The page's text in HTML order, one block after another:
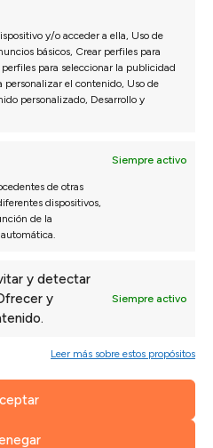
y/o acceder a ella, Uso de
básicos, Crear perfiles para
para seleccionar la publicidad
el contenido, Uso de
personalizado, Desarrollo y
Siempre activo
de otras
dispositivos,
de la
y detectar
y
Siempre activo
Leer más sobre estos propósitos
que te ayudan a
de ácaros y bacterias.